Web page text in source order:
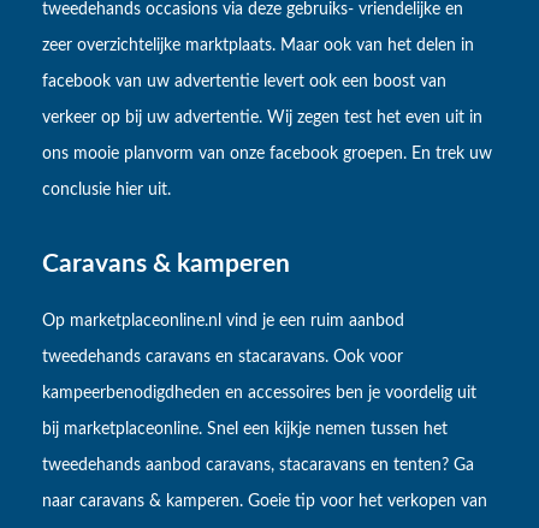
tweedehands occasions via deze gebruiks- vriendelijke en
zeer overzichtelijke marktplaats. Maar ook van het delen in
facebook van uw advertentie levert ook een boost van
verkeer op bij uw advertentie. Wij zegen test het even uit in
ons mooie planvorm van onze facebook groepen. En trek uw
conclusie hier uit.
Caravans & kamperen
Op marketplaceonline.nl vind je een ruim aanbod
tweedehands caravans en stacaravans. Ook voor
kampeerbenodigdheden en accessoires ben je voordelig uit
bij marketplaceonline. Snel een kijkje nemen tussen het
tweedehands aanbod caravans, stacaravans en tenten? Ga
naar caravans & kamperen. Goeie tip voor het verkopen van